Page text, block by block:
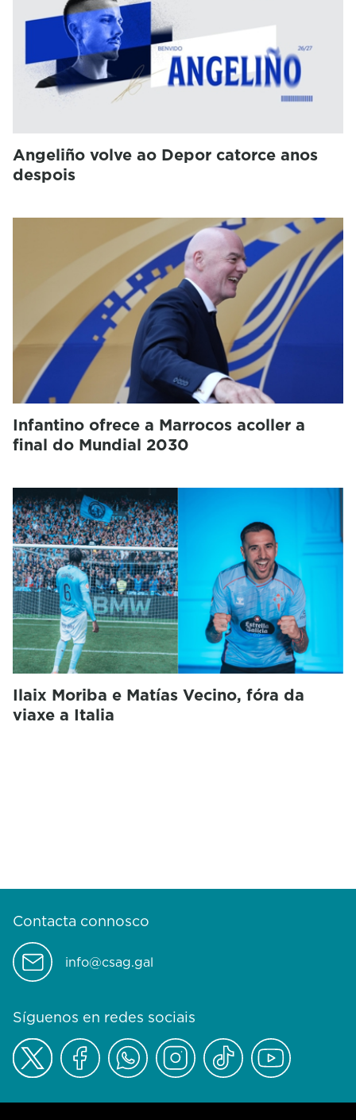
Angeliño volve ao Depor catorce anos
despois
Infantino ofrece a Marrocos acoller a
final do Mundial 2030
Ilaix Moriba e Matías Vecino, fóra da
viaxe a Italia
Contacta connosco
info@csag.gal
Síguenos en redes sociais